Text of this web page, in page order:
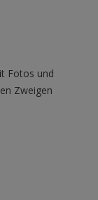
Fotos und
Zweigen